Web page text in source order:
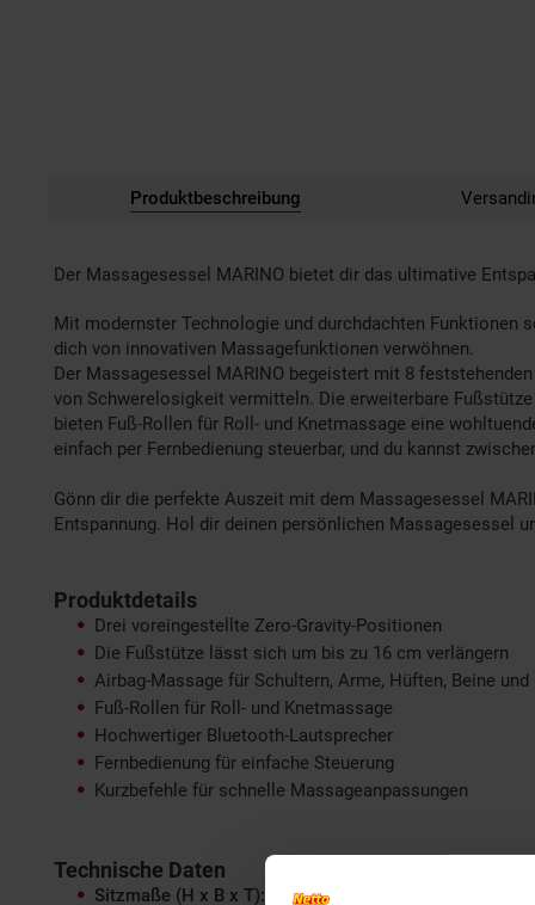
Produktbeschreibung
Der Massagesessel MARINO bietet dir das ultimative
Mit modernster Technologie und durchdachten Funktionen
dich von innovativen Massagefunktionen verwöhnen.
Der Massagesessel MARINO begeistert mit 8
von Schwerelosigkeit vermitteln. Die erweiterbare
bieten Fuß-Rollen für Roll- und Knetmassage eine
einfach per Fernbedienung steuerbar, und du kannst
Gönn dir die perfekte Auszeit mit dem Massagesessel
Entspannung. Hol dir deinen persönlichen Massagesessel
Produktdetails
Drei voreingestellte Zero-Gravity-Positionen
Die Fußstütze lässt sich um bis zu 16 cm verlängern
Airbag-Massage für Schultern, Arme, Hüften, Beine und
Fuß-Rollen für Roll- und Knetmassage
Hochwertiger Bluetooth-Lautsprecher
Fernbedienung für einfache Steuerung
Kurzbefehle für schnelle Massageanpassungen
Technische Daten
Sitzmaße (H x B x T): 135,4 x 73,5 x 103 cm